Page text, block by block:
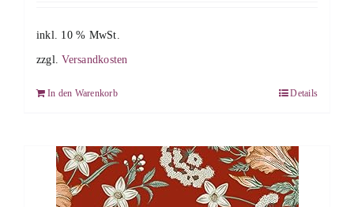
inkl. 10 % MwSt.
zzgl.Versandkosten
In den Warenkorb Details